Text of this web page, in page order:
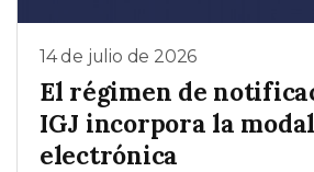
14 de julio de 2026
El régimen de
IGJ incorpora la
electrónica